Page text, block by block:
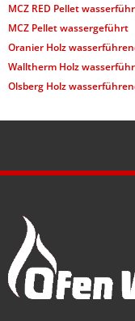
MCZ RED Pellet
MCZ Pellet wassergeführt
Oranier Holz
Walltherm Holz
Olsberg Holz